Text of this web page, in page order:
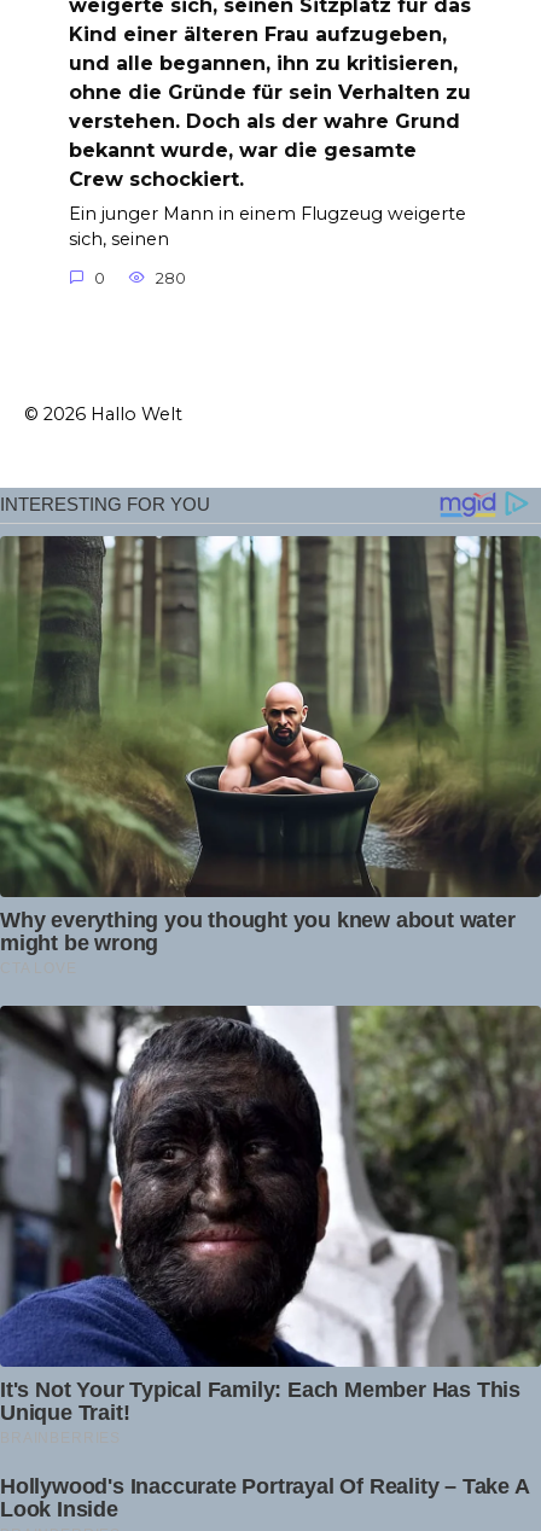
weigerte sich, seinen Sitzplatz für das
Kind einer älteren Frau aufzugeben,
und alle begannen, ihn zu kritisieren,
ohne die Gründe für sein Verhalten zu
verstehen. Doch als der wahre Grund
bekannt wurde, war die gesamte
Crew schockiert.
Ein junger Mann in einem Flugzeug weigerte
sich, seinen
0 280
© 2026 Hallo Welt